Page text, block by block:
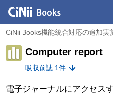
CiNii Books機能統合対応の追加実
Computer report
吸収前誌:1件
電子ジャーナルにアクセス